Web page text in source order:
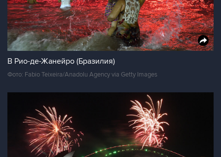
В Рио-де-Жанейро (Бразилия)
Фото: Fabio Teixeira/Anadolu Agency via Getty Images